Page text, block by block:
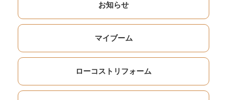
お知らせ
マイブーム
ローコストリフォーム